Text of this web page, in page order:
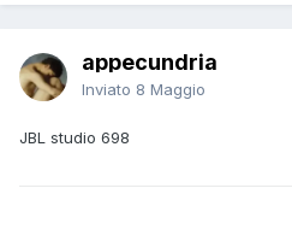
appecundria
Inviato 8 Maggio
JBL studio 698